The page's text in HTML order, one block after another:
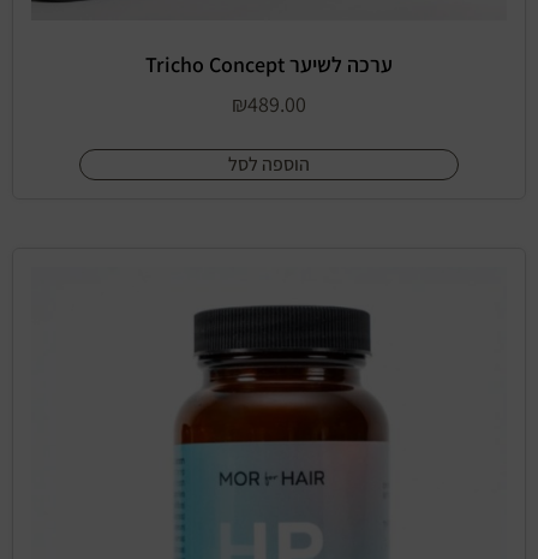
ערכה לשיער Tricho Concept
₪489.00
הוספה לסל